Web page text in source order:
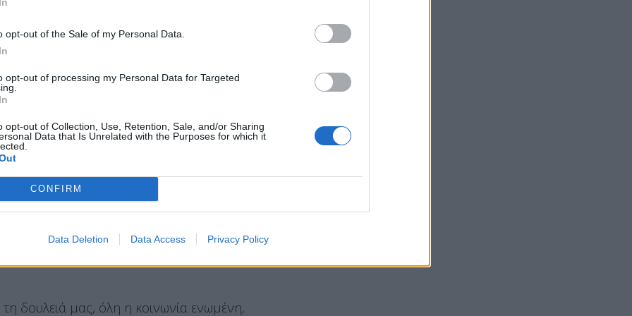
opt-out of the Sale of my Personal Data.
opt-out of processing my Personal Data for Targeted
opt-out of Collection, Use, Retention, Sale, and/or Sharing
Data that Is Unrelated with the Purposes for which it
CONFIRM
Data Deletion Data Access Privacy Policy
Αλεξανδρούπουλη, όπου οι πολίτες του
της πόλης, συνομίλησε με πολίτες οι
για την αποφασιστική στάση και πολιτική
με τις τοπικές αρχές.
δουλειά μας, όλη η κοινωνία ενωμένη,